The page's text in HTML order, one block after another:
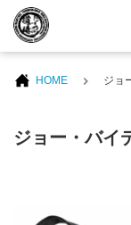
HOME ジョ
ジョー・バイ